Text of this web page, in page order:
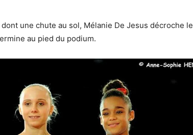
une chute au sol, Mélanie De Jesus décroche le
au pied du podium.